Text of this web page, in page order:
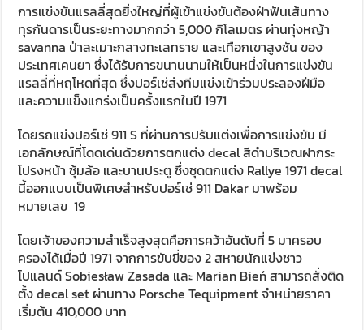
การแข่งขันแรลลี่สุดยิ่งใหญ่ที่ผู้เข้าแข่งขันต้องฝ่าฟันเส้นทาง
ทุรกันดารเป็นระยะทางมากกว่า 5,000 กิโลเมตร ผ่านทุ่งหญ้า
savanna ป่าละเมาะกลางทะเลทราย และเทือกเขาสูงชัน ของ
ประเทศเคนยา ซึ่งได้รับการขนานนามให้เป็นหนึ่งในการแข่งขัน
แรลลี่ที่หฤโหดที่สุด ซึ่งปอร์เช่ส่งทีมแข่งเข้าร่วมประลองฝีมือ
และความแข็งแกร่งเป็นครั้งแรกในปี 1971
โดยรถแข่งปอร์เช่ 911 S ที่ผ่านการปรับแต่งเพื่อการแข่งขัน มี
เอกลักษณ์ที่โดดเด่นด้วยการตกแต่ง decal สีดำบริเวณฝากระ
โปรงหน้า ซุ้มล้อ และบานประตู ซึ่งชุดตกแต่ง Rallye 1971 decal
นี้ออกแบบเป็นพิเศษสำหรับปอร์เช่ 911 Dakar มาพร้อม
หมายเลข 19
โดยเจ้าของความสำเร็จสูงสุดคือการคว้าอันดับที่ 5 มาครอบ
ครองได้เมื่อปี 1971 จากการขับขี่ของ 2 สหายนักแข่งชาว
โปแลนด์ Sobiesław Zasada และ Marian Bień สามารถสั่งติด
ตั้ง decal set ผ่านทาง Porsche Tequipment จำหน่ายราคา
เริ่มต้น 410,000 บาท